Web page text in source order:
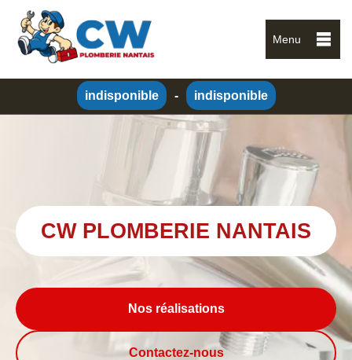
Menu
indisponible - indisponible
CW PLOMBERIE NANTAIS
Nos réalisations
Contactez-nous